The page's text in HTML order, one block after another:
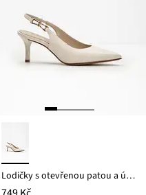
Lodičky s otevřenou patou a úzkým podpatkem